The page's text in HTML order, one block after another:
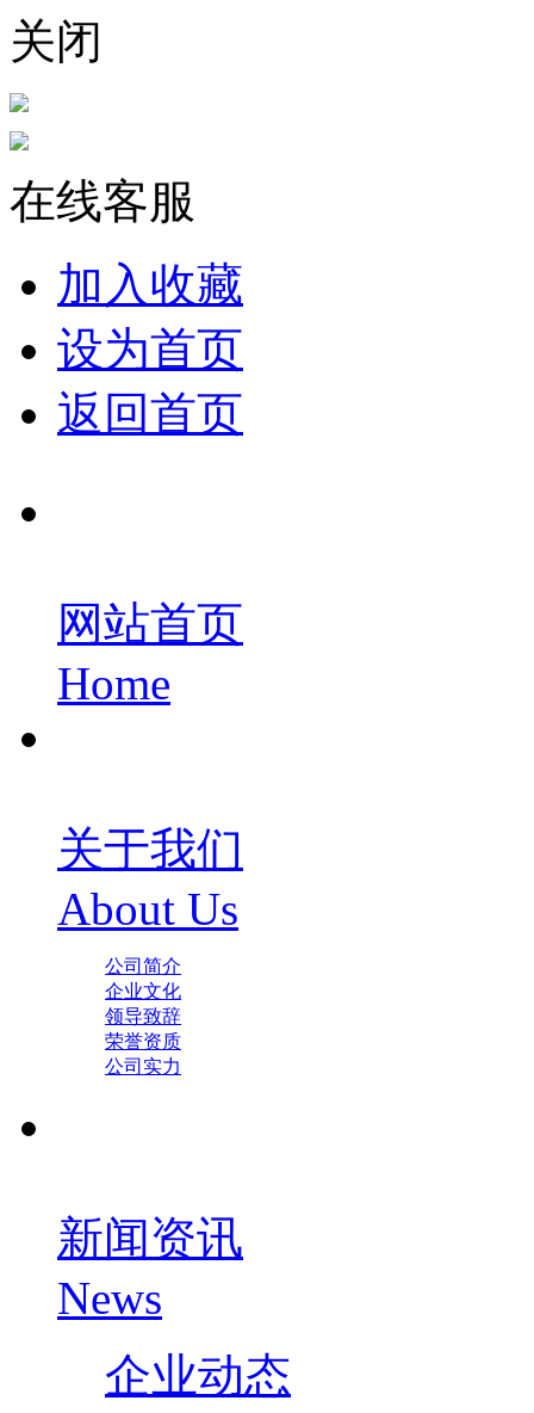
关闭
在线客服
加入收藏
设为首页
返回首页
网站首页
Home
关于我们
About Us
公司简介
企业文化
领导致辞
荣誉资质
公司实力
新闻资讯
News
企业动态